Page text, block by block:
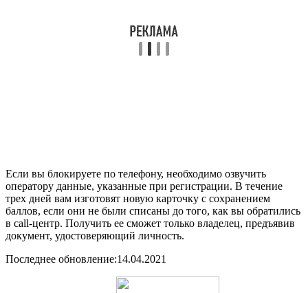
Если вы блокируете по телефону, необходимо озвучить
оператору данные, указанные при регистрации. В течение
трех дней вам изготовят новую карточку с сохранением
баллов, если они не были списаны до того, как вы обратились
в call-центр. Получить ее сможет только владелец, предъявив
документ, удостоверяющий личность.
Последнее обновление:14.04.2021